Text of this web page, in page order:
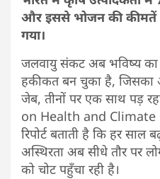
और इससे भोजन की
गया।
जलवायु संकट अब भविष्य का
हकीकत बन चुका है, जिसका
जेब, तीनों पर एक साथ पड़
on Health and Climate
रिपोर्ट बताती है कि हर साल
अस्थिरता अब सीधे तौर पर
को चोट पहुँचा रही है।